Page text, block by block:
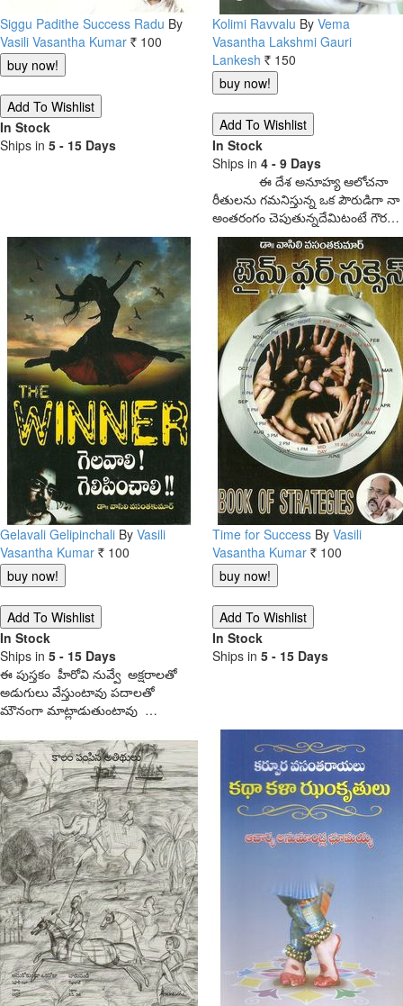
Siggu Padithe Success Radu By
Vasili Vasantha Kumar Rs. 100
In Stock
Ships in 5 - 15 Days
Kolimi Ravvalu By Vema
Vasantha Lakshmi Gauri
Lankesh
Rs. 150
In Stock
Ships in 4 - 9 Days
ఈ దేశ అనూహ్య ఆలోచనా
రీతులను గమనిస్తున్న ఒక పౌరుడిగా నా
అంతరంగం చెపుతున్నదేమిటంటే గౌర…
Gelavali Gelipinchali By Vasili
Vasantha Kumar Rs. 100
In Stock
Ships in 5 - 15 Days
ఈ పుస్తకం హీరోవి నువ్వే అక్షరాలతో
అడుగులు వేస్తుంటావు పదాలతో
మౌనంగా మాట్లాడుతుంటావు …
Time for Success By Vasili
Vasantha Kumar Rs. 100
In Stock
Ships in 5 - 15 Days